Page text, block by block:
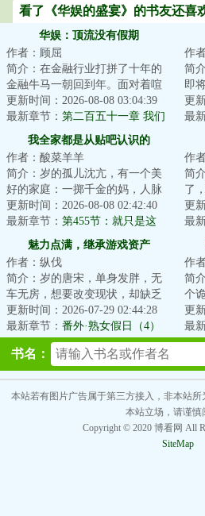
看了《华娱的盛宴》的书友还喜
华娱：顶流没有假期
作者：顾屈
简介：在金融行业打拼了十年的
金融牛马一朝回到年。面对着喧
喧扰扰的世界，江白咧嘴一笑。
金融？狗都不干...
更新时间：2026-08-08 03:04:39
最新章节： 第二百五十一章 我们
不会也是你俩play的一环吧？
作
简
即
备
一
更
最
我
我全家都是从贴吧认识的
作者：酸菜羊羊
简介：岁的孤儿沈亢，有一个美
好的家庭：一掷千金的妈，人脉
广博的爸，人间理想的妹。不过
大家不太熟，一...
更新时间：2026-08-08 02:42:40
最新章节： 第455节：就只是这
样，也只是这样
作
简
了
能
学
更
最
魅力点满，继承游戏资产
作者：纵伐
简介：岁的唐宋，单身发胖，无
车无房，想要改变现状，却缺乏
精力、信念和方向。遭遇职场霸
凌后，玩了三年...
更新时间：2026-07-29 02:44:28
最新章节： 番外·熟女假日（4）
作
简
个
名
克·
更
最
么
书名：
本站若有图片广告属于第三方接入，非本站
本站立场，请谨慎
Copyright © 2020 博看网 All
SiteMap